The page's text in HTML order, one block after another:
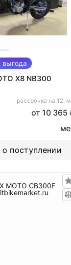
X8 NB300
рассрочка на 12.
от 10 365
поступлении